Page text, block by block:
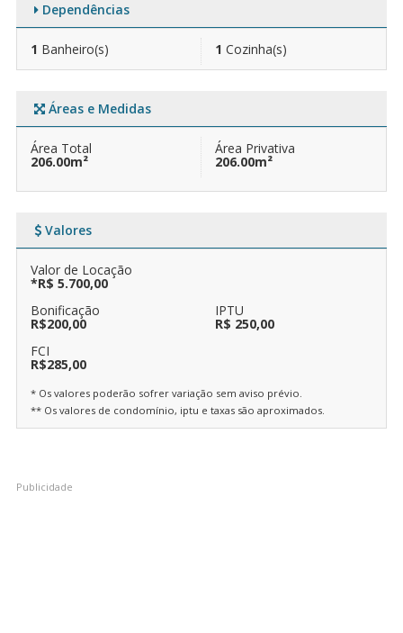
Dependências
1 Banheiro(s) 1 Cozinha(s)
Áreas e Medidas
Área Total
206.00m²
Área Privativa
206.00m²
Valores
Valor de Locação
*R$ 5.700,00
Bonificação
R$200,00
IPTU
R$ 250,00
FCI
R$285,00
* Os valores poderão sofrer variação sem aviso prévio.
** Os valores de condomínio, iptu e taxas são aproximados.